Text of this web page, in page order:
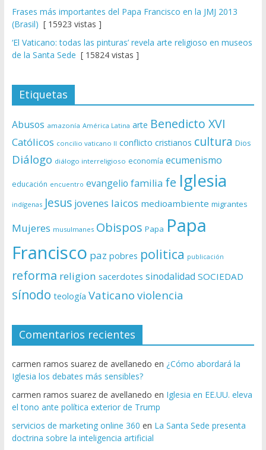
Frases más importantes del Papa Francisco en la JMJ 2013
(Brasil) [ 15923 vistas ]
‘El Vaticano: todas las pinturas’ revela arte religioso en museos
de la Santa Sede [ 15824 vistas ]
Etiquetas
Abusos amazonía América Latina arte Benedicto XVI
Católicos concilio vaticano II conflicto cristianos cultura Dios
Diálogo diálogo interreligioso economía ecumenismo
educación encuentro evangelio familia fe Iglesia
indígenas Jesus jovenes laicos medioambiente migrantes
Mujeres musulmanes Obispos Papa Papa
Francisco paz pobres politica publicación
reforma religion sacerdotes sinodalidad SOCIEDAD
sínodo teología Vaticano violencia
Comentarios recientes
carmen ramos suarez de avellanedo en ¿Cómo abordará la
Iglesia los debates más sensibles?
carmen ramos suarez de avellanedo en Iglesia en EE.UU. eleva
el tono ante política exterior de Trump
servicios de marketing online 360 en La Santa Sede presenta
doctrina sobre la inteligencia artificial